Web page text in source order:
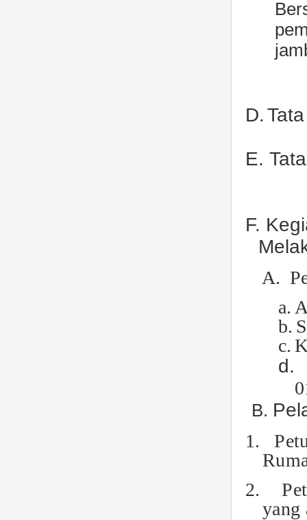
D.
E.
F.
A.
a.
b.
c.
d.
1.
2.
yang